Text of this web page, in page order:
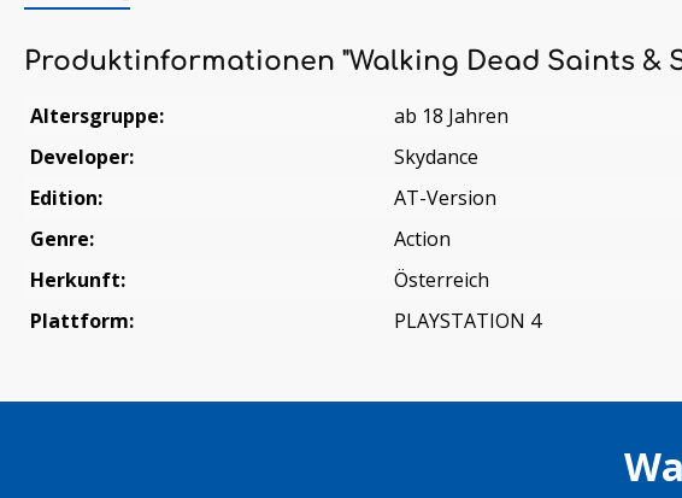
Produktinformationen "Walking Dead Saints &
Altersgruppe:
ab 18 Jahren
Developer:
Skydance
Edition:
AT-Version
Genre:
Action
Herkunft:
Österreich
Plattform:
PLAYSTATION 4